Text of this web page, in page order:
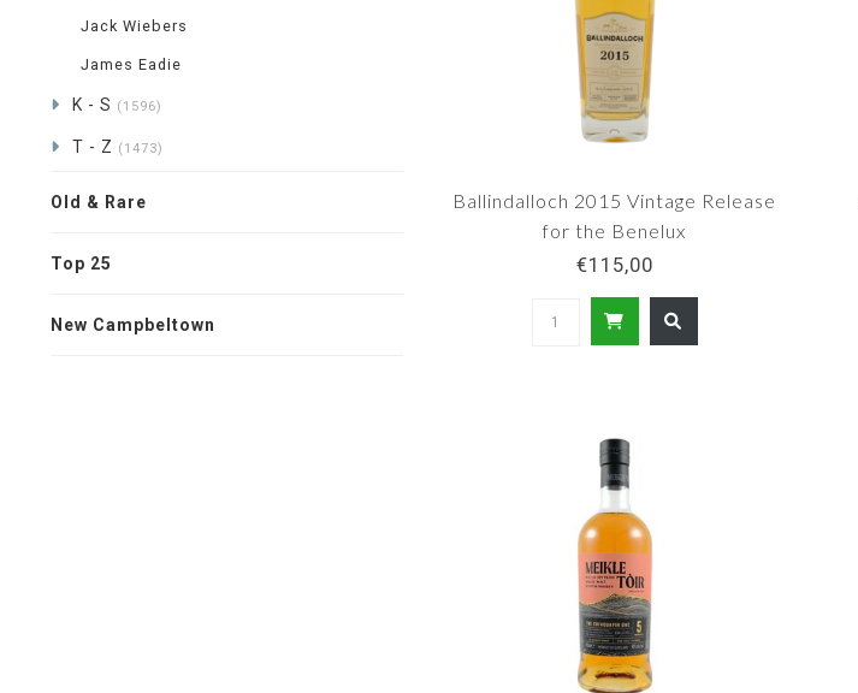
Jack Wiebers
James Eadie
K - S (1596)
T - Z (1473)
Old & Rare
Top 25
New Campbeltown
Ballindalloch 2015 Vintage Release
for the Benelux
€115,00